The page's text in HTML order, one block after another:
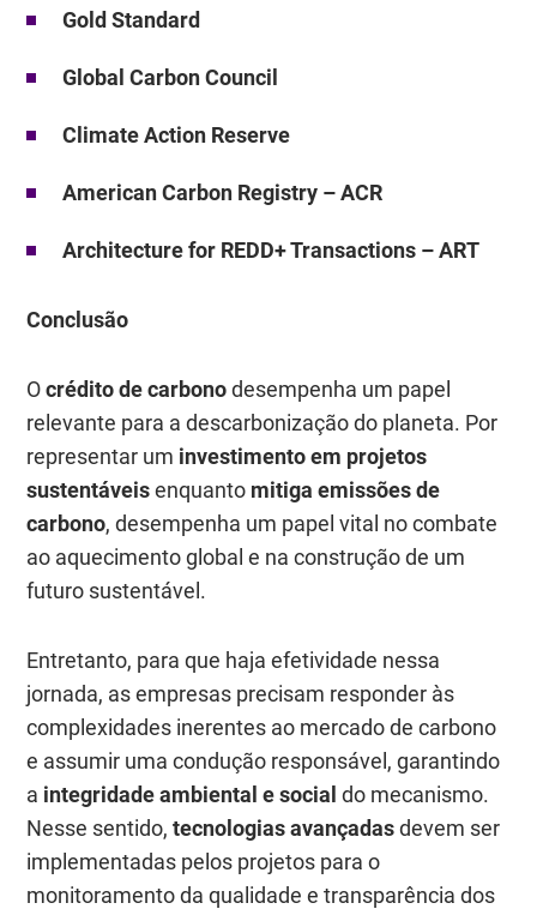
Gold Standard
Global Carbon Council
Climate Action Reserve
American Carbon Registry – ACR
Architecture for REDD+ Transactions – ART
Conclusão
Ocrédito de carbonodesempenha um papel
relevante para a descarbonização do planeta. Por
representar um investimento em projetos
sustentáveisenquanto mitiga emissões de
carbono, desempenha um papel vital no combate
ao aquecimento global e na construção de um
futuro sustentável.
Entretanto, para que haja efetividade nessa
jornada, as empresas precisam responder às
complexidades inerentes ao mercado de carbono
e assumir uma condução responsável, garantindo
a integridade ambiental e social do mecanismo.
Nesse sentido,tecnologias avançadas devem ser
implementadas pelos projetos para o
monitoramento da qualidade e transparência dos